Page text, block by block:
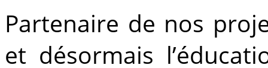
Partenaire de nos
et désormais